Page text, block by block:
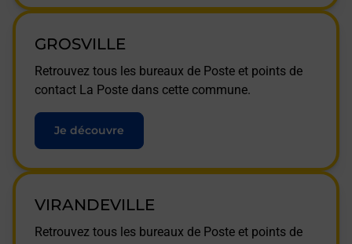
GROSVILLE
Retrouvez tous les bureaux de Poste et points de
contact La Poste dans cette commune.
Je découvre
VIRANDEVILLE
Retrouvez tous les bureaux de Poste et points de